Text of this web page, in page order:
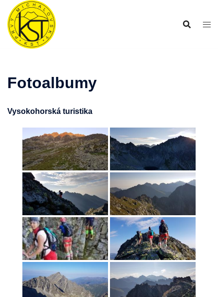
Preskočiť
obsah
Fotoalbumy
Vysokohorská turistika